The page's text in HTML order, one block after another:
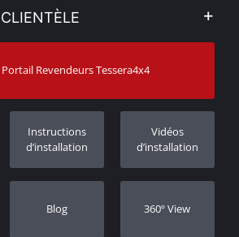
Portail Revendeurs Tessera4x4
Instructions
d’installation
Vidéos
d’installation
Blog 360º View